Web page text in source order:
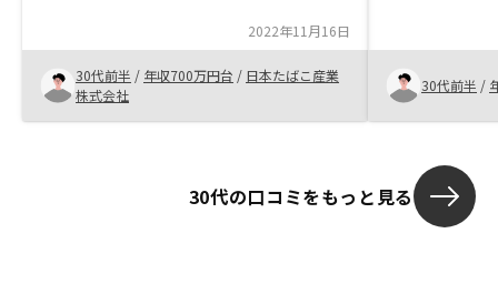
ーフレンドリーな仕組みだと思います。
2022年11月16日
30代前半 / 年収700万円台 / 日本たばこ産業
株式会社
に降らなくと
り、本当にあ
30代前半 /
30代の口コミをもっと見る